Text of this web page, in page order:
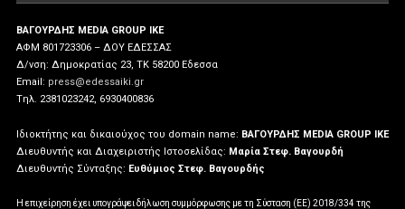
ΒΑΓΟΥΡΔΗΣ MEDIA GROUP IKE
ΑΦΜ 801723306 – ΔΟΥ ΕΔΕΣΣΑΣ
Δ/νση: Δημοκρατίας 23, ΤΚ 58200 Εδεσσα
Email: press@edessaiki.gr
Tηλ. 2381023242, 6930400836
Ιδιοκτήτης και δικαιούχος του domain name: ΒΑΓΟΥΡΔΗΣ MEDIA GROUP IKE
Διευθυντής και Διαχειριστής Ιστοσελίδας: Μαρία Στεφ. Βαγουρδή
Διευθυντής Σύνταξης: Ευθύμιος Στεφ. Βαγουρδής
Η επιχείρηση έχει υπογράψει δήλωση συμμόρφωσης με τη Σύσταση (ΕΕ) 2018/334 της